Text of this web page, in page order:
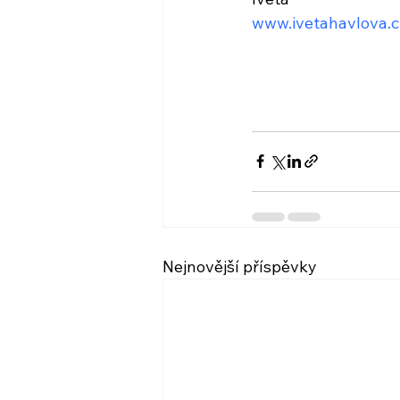
Nejnovější příspěvky